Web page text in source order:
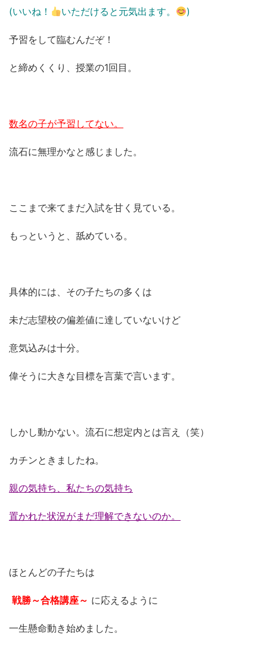
(いいね！ いただけると元気出ます。 )
予習をして臨むんだぞ！
と締めくくり、授業の1回目。
数名の子が予習してない。
流石に無理かなと感じました。
ここまで来てまだ入試を甘く見ている。
もっというと、舐めている。
具体的には、その子たちの多くは
未だ志望校の偏差値に達していないけど
意気込みは十分。
偉そうに大きな目標を言葉で言います。
しかし動かない。流石に想定内とは言え（笑）
カチンときましたね。
親の気持ち、私たちの気持ち
置かれた状況がまだ理解できないのか。
ほとんどの子たちは
戦勝～合格講座～ に応えるように
一生懸命動き始めました。